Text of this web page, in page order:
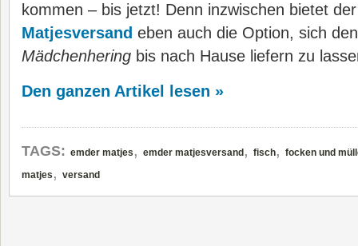
kommen – bis jetzt! Denn inzwischen bietet
Matjesversand eben auch die Option, sich
Mädchenhering bis nach Hause liefern zu
Den ganzen Artikel lesen »
TAGS: emder matjes , emder matjesversand , fisch, focken und
matjes , versand